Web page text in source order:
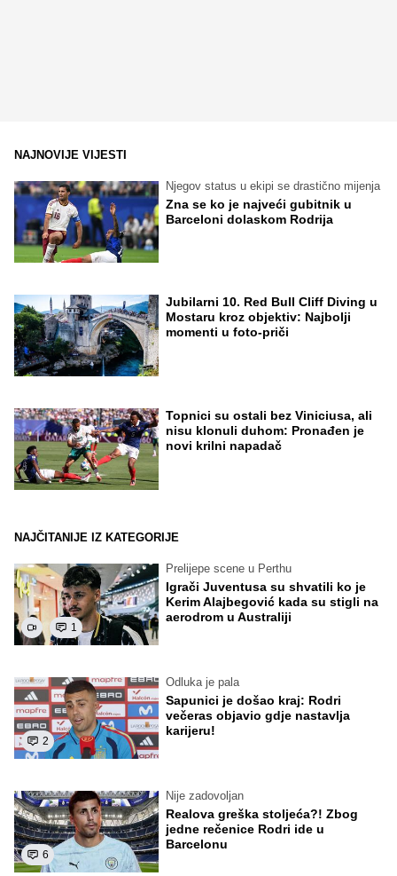
NAJNOVIJE VIJESTI
Njegov status u ekipi se drastično mijenja
Zna se ko je najveći gubitnik u
Barceloni dolaskom Rodrija
Jubilarni 10. Red Bull Cliff Diving u
Mostaru kroz objektiv: Najbolji
momenti u foto-priči
Topnici su ostali bez Viniciusa, ali
nisu klonuli duhom: Pronađen je
novi krilni napadač
NAJČITANIJE IZ KATEGORIJE
1
Prelijepe scene u Perthu
Igrači Juventusa su shvatili ko je
Kerim Alajbegović kada su stigli na
aerodrom u Australiji
2
Odluka je pala
Sapunici je došao kraj: Rodri
večeras objavio gdje nastavlja
karijeru!
6
Nije zadovoljan
Realova greška stoljeća?! Zbog
jedne rečenice Rodri ide u
Barcelonu